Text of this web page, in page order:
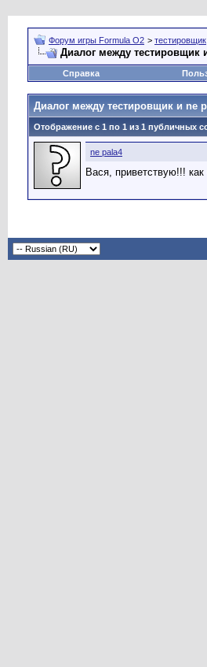
Форум игры Formula O2 > тестировщик
Диалог между тестировщик
Справка
Диалог между тестировщик и ne
Отображение с 1 по 1 из 1 публичных
ne pala4
Вася, приветствую!!! как